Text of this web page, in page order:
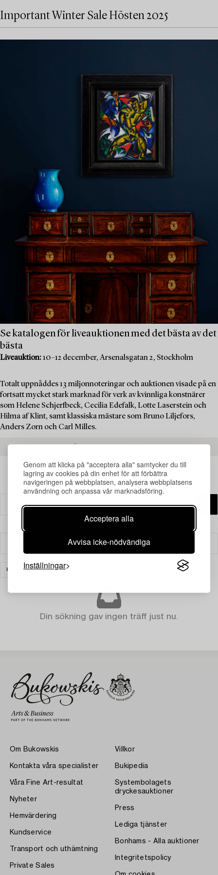
Genom att klicka på "acceptera alla" samtycker du till
lagring av cookies på din enhet för att förbättra
navigeringen på webbplatsen, analysera webbplatsens
användning och anpassa vår marknadsföring.
Acceptera alla
Avvisa icke-nödvändiga
Inställningar
Important Winter Sale Hösten 2025
Se katalogen för liveauktionen med det bästa av det
bästa
Liveauktion:10–12 december, Arsenalsgatan 2, Stockholm
Totalt uppnåddes 13 miljonnoteringar och auktionen visade på en
fortsatt mycket stark marknad för verk av kvinnliga konstnärer
som Helene Schjerfbeck, Cecilia Edefalk, Lotte Laserstein och
Hilma af Klint, samt klassiska mästare som Bruno Liljefors,
Anders Zorn och Carl Milles.
Filter
KONST RENSA ALLA
Din sökning gav ingen träff just nu.
Om Bukowskis
Kontakta våra specialister
Våra Fine Art-resultat
Nyheter
Hemvärdering
Kundservice
Transport och uthämtning
Private Sales
Villkor
Bukipedia
Systembolagets
dryckesauktioner
Press
Lediga tjänster
Bonhams - Alla auktioner
Integritetspolicy